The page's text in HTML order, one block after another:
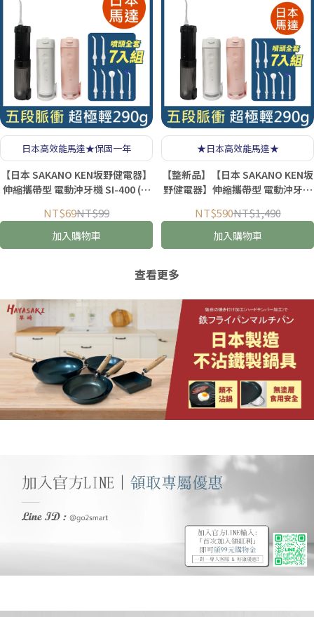
日本高效能馬達★保固一年
【日本 SAKANO KEN坂野健電器】
伸縮攜帶型 電動沖牙機 SI-400 (沖
機/沖齒機)
NT$69NT$99
加入購物車
★日本高效能馬達★
【整新品】【日本 SAKANO KEN坂
野健電器】伸縮攜帶型 電動沖牙機
牙機/牙線機/沖齒機)
NT$590NT$1,490
加入購物車
查看更多